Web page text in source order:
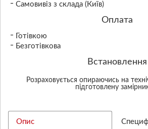
Самовивіз з склада (Київ)
Оплата
Готівкою
Безготівкова
Встановлення
Розраховується опираючись на
підготовлену
Опис